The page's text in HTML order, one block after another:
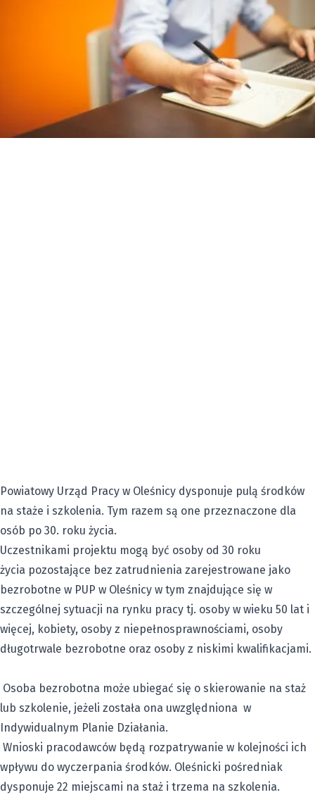
Powiatowy Urząd Pracy w Oleśnicy dysponuje pulą środków
na staże i szkolenia. Tym razem są one przeznaczone dla
osób po 30. roku życia.
Uczestnikami projektu mogą być osoby od 30 roku
życia pozostające bez zatrudnienia zarejestrowane jako
bezrobotne w PUP w Oleśnicy w tym znajdujące się w
szczególnej sytuacji na rynku pracy tj. osoby w wieku 50 lat i
więcej, kobiety, osoby z niepełnosprawnościami, osoby
długotrwale bezrobotne oraz osoby z niskimi kwalifikacjami.
Osoba bezrobotna może ubiegać się o skierowanie na staż
lub szkolenie, jeżeli została ona uwzględniona w
Indywidualnym Planie Działania.
Wnioski pracodawców będą rozpatrywanie w kolejności ich
wpływu do wyczerpania środków. Oleśnicki pośredniak
dysponuje 22 miejscami na staż i trzema na szkolenia.